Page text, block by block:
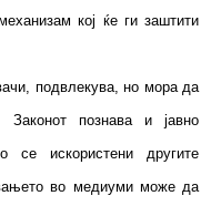
кој ќе ги заштити
подвлекува, но мора да
Законот познава и јавно
се искористени другите
во медиуми може да